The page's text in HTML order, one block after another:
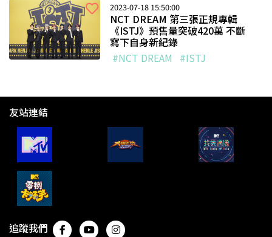
2023-07-18 15:50:00
NCT DREAM 第三張正規專輯
《ISTJ》預售量突破420萬 不斷
寫下自身新紀錄
#NCT DREAM
#ISTJ
友站連結
追蹤我們